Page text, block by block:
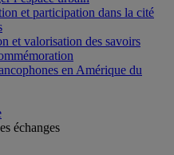
et participation dans la cité
et valorisation des savoirs
en Amérique du
échanges